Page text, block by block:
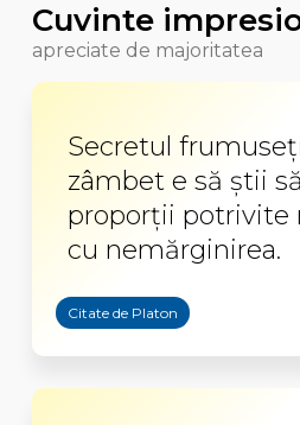
Cuvinte
apreciate de majoritatea
Secretul
zâmbet e să ştii
proporţii potrivite
cu nemărginirea.
Citate de Platon